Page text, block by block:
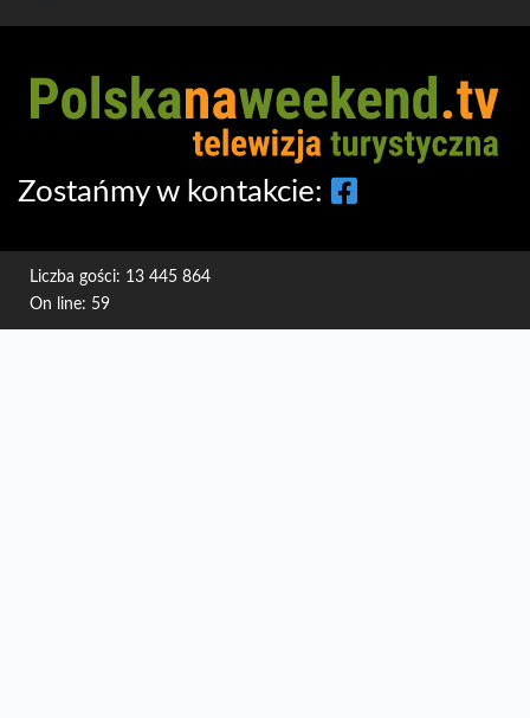
Zostańmy w kontakcie:
Liczba gości: 13 445 864
On line: 59